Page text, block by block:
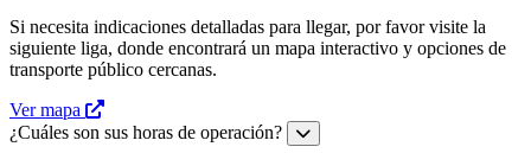
Si necesita indicaciones detalladas para llegar, por favor visite la
siguiente liga, donde encontrará un mapa interactivo y opciones de
transporte público cercanas.
Ver mapa
¿Cuáles son sus horas de operación?